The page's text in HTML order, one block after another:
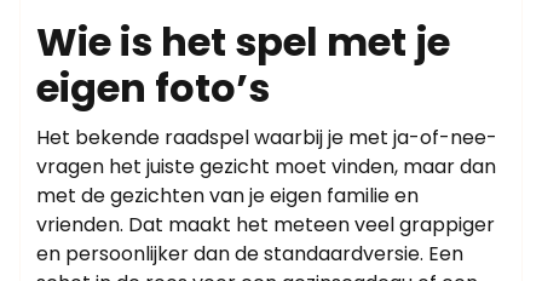
Wie is het spel met je
eigen foto’s
Het bekende raadspel waarbij je met ja-of-nee-
vragen het juiste gezicht moet vinden, maar dan
met de gezichten van je eigen familie en
vrienden. Dat maakt het meteen veel grappiger
en persoonlijker dan de standaardversie. Een